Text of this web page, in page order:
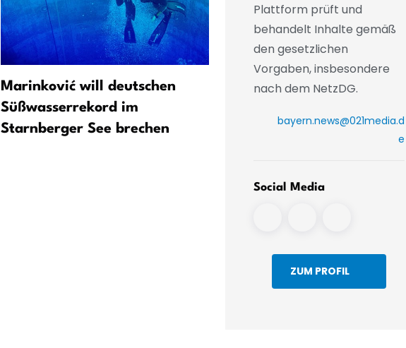
Marinković will deutschen
Süßwasserrekord im
Starnberger See brechen
Bayern blickt schon auf
Zähnen»
Plattform prüft und
behandelt Inhalte gemäß
den gesetzlichen
Vorgaben, insbesondere
nach dem NetzDG.
bayern.news@021media.d
e
Social Media
ZUM PROFIL